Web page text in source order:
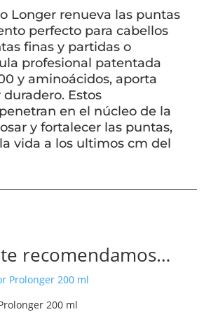
Longer renueva las puntas
perfecto para cabellos
finas y partidas o
profesional patentada
y aminoácidos, aporta
Estos
en el núcleo de la
y fortalecer las puntas,
vida a los ultimos cm del
recomendamos…
200 ml